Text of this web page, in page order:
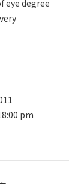
eye degree
pm